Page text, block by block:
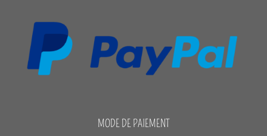
MODE DE PAIEMENT